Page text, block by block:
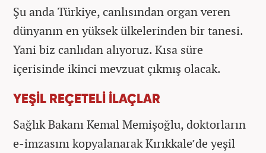
Şu anda Türkiye, canlısından organ veren
dünyanın en yüksek ülkelerinden bir tanesi.
Yani biz canlıdan alıyoruz. Kısa süre
içerisinde ikinci mevzuat çıkmış olacak.
YEŞİL REÇETELİ İLAÇLAR
Sağlık Bakanı Kemal Memişoğlu, doktorların
e-imzasını kopyalanarak Kırıkkale’de yeşil